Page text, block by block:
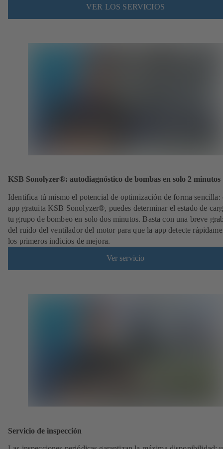
VER LOS SERVICIOS
KSB Sonolyzer®: autodiagnóstico de bombas en solo 2 minutos
Identifica tú mismo el potencial de optimización de forma sencilla:
app gratuita KSB Sonolyzer®, puedes determinar el estado de
tu grupo de bombeo en solo dos minutos. Basta con una breve
del ruido del ventilador del motor para que la app detecte
los primeros indicios de mejora.
Ver servicio
Servicio de inspección